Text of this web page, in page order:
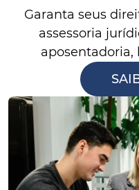
Garanta seus
assessoria
aposentadoria,